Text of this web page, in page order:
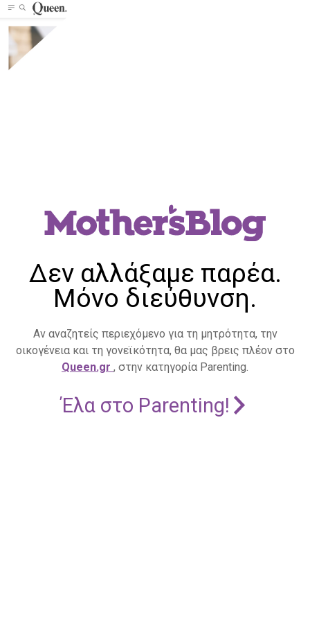
Δεν αλλάξαμε παρέα.
Μόνο διεύθυνση.
Αν αναζητείς περιεχόμενο για τη μητρότητα, την
οικογένεια και τη γονεϊκότητα, θα μας βρεις πλέον στο
Queen.gr , στην κατηγορία Parenting.
Έλα στο Parenting!